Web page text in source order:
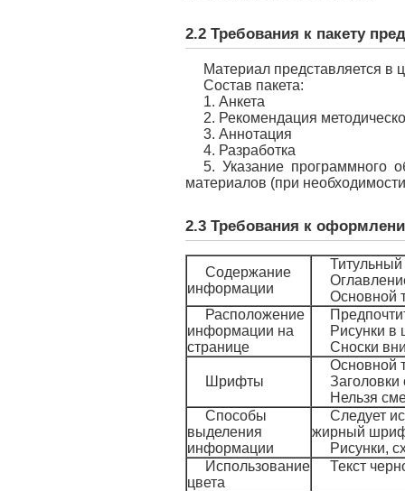
2.2 Требования к пакету
Материал представляется в
Состав пакета:
1. Анкета
2. Рекомендация
3. Аннотация
4. Разработка
5. Указание программного
материалов (при
2.3 Требования к
Содержание
информации
Титульный
Основной
Расположение
информации на
странице
Рисунки в
Сноски
Шрифты
Основной
Заголовки
Нельзя
Способы
выделения
информации
Следует
жирный
Рисунки,
Использование
цвета
Текст